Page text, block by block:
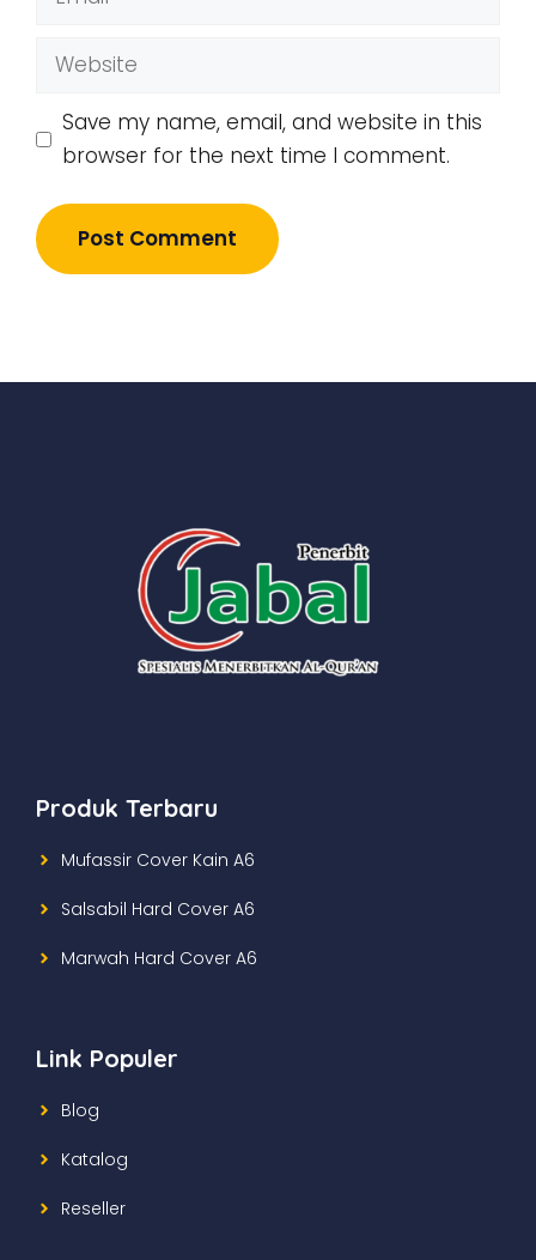
Website
Save my name, email, and website in this
browser for the next time I comment.
Produk Terbaru
Mufassir Cover Kain A6
Salsabil Hard Cover A6
Marwah Hard Cover A6
Link Populer
Blog
Katalog
Reseller